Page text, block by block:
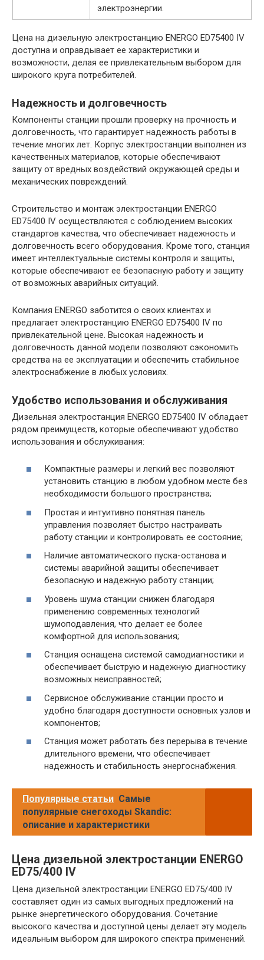
электроэнергии.
Цена на дизельную электростанцию ENERGO ED75400 IV
доступна и оправдывает ее характеристики и
возможности, делая ее привлекательным выбором для
широкого круга потребителей.
Надежность и долговечность
Компоненты станции прошли проверку на прочность и
долговечность, что гарантирует надежность работы в
течение многих лет. Корпус электростанции выполнен из
качественных материалов, которые обеспечивают
защиту от вредных воздействий окружающей среды и
механических повреждений.
Строительство и монтаж электростанции ENERGO
ED75400 IV осуществляются с соблюдением высоких
стандартов качества, что обеспечивает надежность и
долговечность всего оборудования. Кроме того, станция
имеет интеллектуальные системы контроля и защиты,
которые обеспечивают ее безопасную работу и защиту
от возможных аварийных ситуаций.
Компания ENERGO заботится о своих клиентах и
предлагает электростанцию ENERGO ED75400 IV по
привлекательной цене. Высокая надежность и
долговечность данной модели позволяют сэкономить
средства на ее эксплуатации и обеспечить стабильное
электроснабжение в любых условиях.
Удобство использования и обслуживания
Дизельная электростанция ENERGO ED75400 IV обладает
рядом преимуществ, которые обеспечивают удобство
использования и обслуживания:
Компактные размеры и легкий вес позволяют
установить станцию в любом удобном месте без
необходимости большого пространства;
Простая и интуитивно понятная панель
управления позволяет быстро настраивать
работу станции и контролировать ее состояние;
Наличие автоматического пуска-останова и
системы аварийной защиты обеспечивает
безопасную и надежную работу станции;
Уровень шума станции снижен благодаря
применению современных технологий
шумоподавления, что делает ее более
комфортной для использования;
Станция оснащена системой самодиагностики и
обеспечивает быструю и надежную диагностику
возможных неисправностей;
Сервисное обслуживание станции просто и
удобно благодаря доступности основных узлов и
компонентов;
Станция может работать без перерыва в течение
длительного времени, что обеспечивает
надежность и стабильность энергоснабжения.
Популярные статьи Самые
популярные снегоходы Skandic:
описание и характеристики
Цена дизельной электростанции ENERGO
ED75/400 IV
Цена дизельной электростанции ENERGO ED75/400 IV
составляет один из самых выгодных предложений на
рынке энергетического оборудования. Сочетание
высокого качества и доступной цены делает эту модель
идеальным выбором для широкого спектра применений.